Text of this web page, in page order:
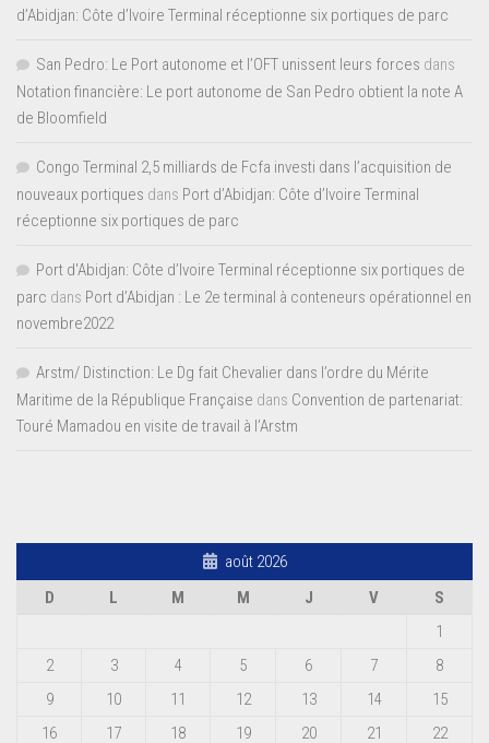
d’Abidjan: Côte d’Ivoire Terminal réceptionne six portiques de parc
San Pedro: Le Port autonome et l’OFT unissent leurs forces dans
Notation financière: Le port autonome de San Pedro obtient la note A
de Bloomfield
Congo Terminal 2,5 milliards de Fcfa investi dans l’acquisition de
nouveaux portiques dans Port d’Abidjan: Côte d’Ivoire Terminal
réceptionne six portiques de parc
Port d'Abidjan: Côte d’Ivoire Terminal réceptionne six portiques de
parc dans Port d’Abidjan : Le 2e terminal à conteneurs opérationnel en
novembre2022
Arstm/ Distinction: Le Dg fait Chevalier dans l’ordre du Mérite
Maritime de la République Française dans Convention de partenariat:
Touré Mamadou en visite de travail à l’Arstm
août 2026
D
L M M J V
S
1
2
3 4 5 6 7
8
9
10 11 12 13 14
15
16
17 18 19 20 21
22